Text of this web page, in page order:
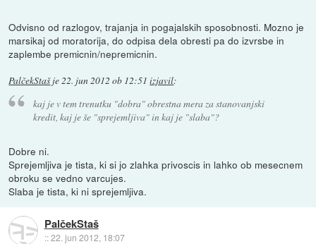
Odvisno od razlogov, trajanja in pogajalskih sposobnosti. Mozno je
marsikaj od moratorija, do odpisa dela obresti pa do izvrsbe in
zaplembe premicnin/nepremicnin.
PalčekStašje22. jun 2012 ob 12:51 izjavil:
kaj je v tem trenutku "dobra" obrestna mera za stanovanjski
kredit, kaj je še "sprejemljiva" in kaj je "slaba"?
Dobre ni.
Sprejemljiva je tista, ki si jo zlahka privoscis in lahko ob mesecnem
obroku se vedno varcujes.
Slaba je tista, ki ni sprejemljiva.
PalčekStaš
::22. jun 2012, 18:07